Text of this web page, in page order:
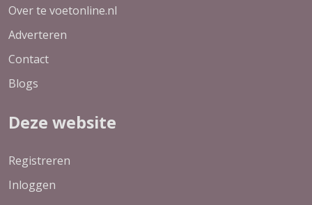
Over te voetonline.nl
Adverteren
Contact
Blogs
Deze website
Registreren
Inloggen